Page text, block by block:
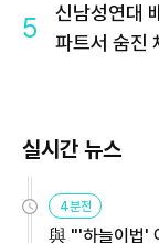
5
신남성연대
파트서 숨진
실시간 뉴스
4분전
與 "'하늘이법'